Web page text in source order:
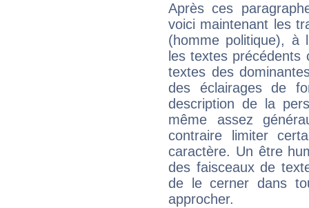
Après ces
voici maintenant les
(homme politique), à
les textes précédents
textes des
des éclairages de
description de la
même assez
contraire limiter
caractère. Un être
des faisceaux de
de le cerner dans
approcher.